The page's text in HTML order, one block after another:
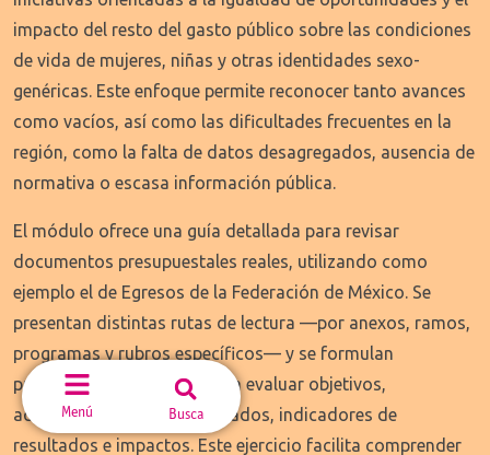
impacto del resto del gasto público sobre las condiciones
de vida de mujeres, niñas y otras identidades sexo-
genéricas. Este enfoque permite reconocer tanto avances
como vacíos, así como las dificultades frecuentes en la
región, como la falta de datos desagregados, ausencia de
normativa o escasa información pública.
El módulo ofrece una guía detallada para revisar
documentos presupuestales reales, utilizando como
ejemplo el de Egresos de la Federación de México. Se
presentan distintas rutas de lectura —por anexos, ramos,
programas y rubros específicos— y se formulan
preguntas orientadoras para evaluar objetivos,
actividades, recursos asignados, indicadores de
resultados e impactos. Este ejercicio facilita comprender
Menú Busca